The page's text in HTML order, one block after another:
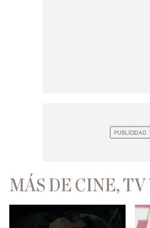
MÁS DE CINE, TV